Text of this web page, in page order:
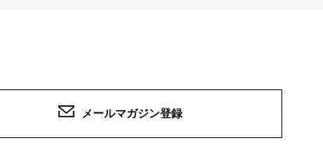
メールマガジン登録